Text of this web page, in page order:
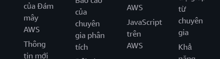
của Đám
mây
AWS
Thông
tin mới
của
chuyên
gia phân
tích
AWS
JavaScript
trên
AWS
từ
chuyên
gia
Khả